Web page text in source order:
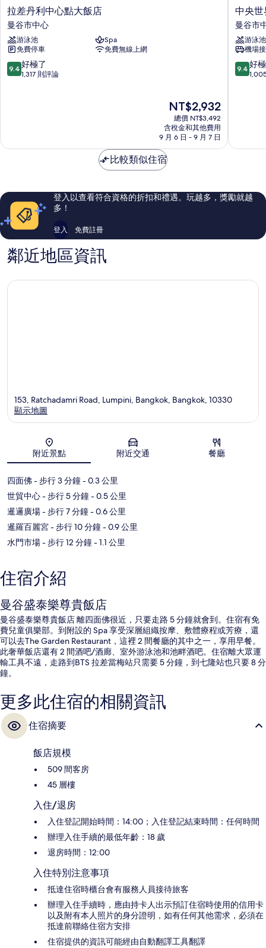
拉
差
丹
利
中
心
點
中
拉差丹利中心點大飯店
曼谷市中心
游泳池
Spa
免費停車
免費無線上網
9.4
分，
了，
論
9.4 好極了
1,317 則評論
現
在
價
格
為
NT$2,932
總價 NT$3,492
含稅金和其他費用
9 月 6 日 - 9 月 7 日
中
央
世
界
盛
泰
樂
市
中央世
曼谷市
游泳池
機場
9.4
分，
了，
論
9.4 好
比較類似住宿
登入以查看符合資格的折扣和禮遇。玩越多，獎勵就越
多！
登入 免費註冊
鄰近地區資訊
地圖
153, Ratchadamri Road, Lumpini, Bangkok, Bangkok, 10330
顯示地圖
附近景點 附近交通 餐廳
四面佛- 步行 3 分鐘- 0.3 公里
世貿中心- 步行 5 分鐘- 0.5 公里
暹邏廣場- 步行 7 分鐘- 0.6 公里
暹羅百麗宮- 步行 10 分鐘- 0.9 公里
水門市場- 步行 12 分鐘- 1.1 公里
住宿介紹
曼谷盛泰樂尊貴飯店
曼谷盛泰樂尊貴飯店 離四面佛很近，只要走路 5 分鐘就會到。住宿有免
費兒童俱樂部。到附設的 Spa 享受深層組織按摩、敷體療程或芳療，還
可以去The Garden Restaurant，這裡 2 間餐廳的其中之一，享用早餐。
此奢華飯店還有 2 間酒吧/酒廊、室外游泳池和池畔酒吧。住宿離大眾運
輸工具不遠，走路到BTS 拉差當梅站只需要 5 分鐘，到七隆站也只要 8 分
鐘。
更多此住宿的相關資訊
住宿摘要
飯店規模
509 間客房
45 層樓
入住/退房
入住登記開始時間：14:00；入住登記結束時間：任何時間
辦理入住手續的最低年齡：18 歲
退房時間：12:00
入住特別注意事項
抵達住宿時櫃台會有服務人員接待旅客
辦理入住手續時，應由持卡人出示預訂住宿時使用的信用卡
以及附有本人照片的身分證明，如有任何其他需求，必須在
抵達前聯絡住宿方安排
住宿提供的資訊可能經由自動翻譯工具翻譯